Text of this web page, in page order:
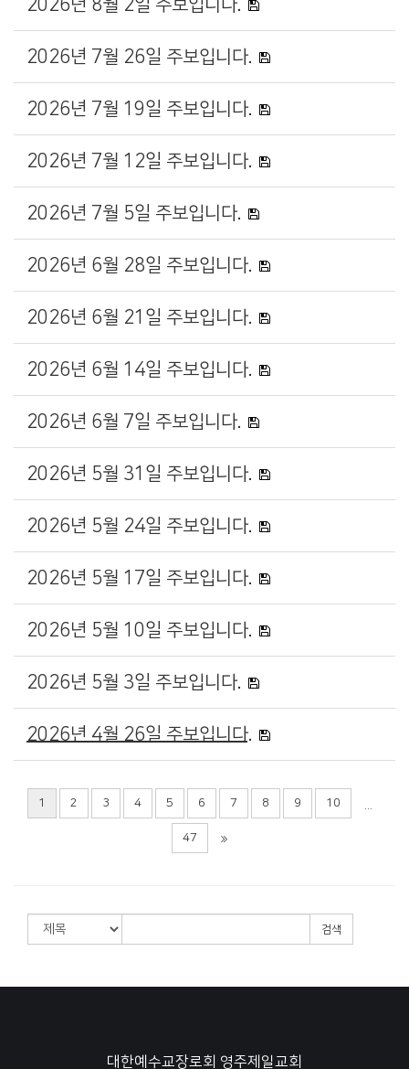
2026년 8월 2일 주보입니다.
2026년 7월 26일 주보입니다.
2026년 7월 19일 주보입니다.
2026년 7월 12일 주보입니다.
2026년 7월 5일 주보입니다.
2026년 6월 28일 주보입니다.
2026년 6월 21일 주보입니다.
2026년 6월 14일 주보입니다.
2026년 6월 7일 주보입니다.
2026년 5월 31일 주보입니다.
2026년 5월 24일 주보입니다.
2026년 5월 17일 주보입니다.
2026년 5월 10일 주보입니다.
2026년 5월 3일 주보입니다.
2026년 4월 26일 주보입니다.
1 2 3 4 5 6 7 8 9 10
47
검색
대한예수교장로회 영주제일교회